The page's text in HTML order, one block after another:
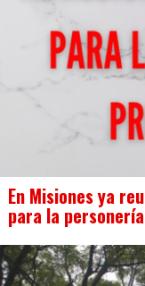
En Misiones ya
para la